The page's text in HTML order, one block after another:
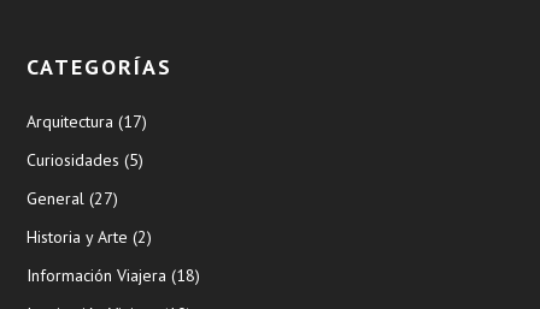
CATEGORÍAS
Arquitectura (17)
Curiosidades (5)
General (27)
Historia y Arte (2)
Información Viajera (18)